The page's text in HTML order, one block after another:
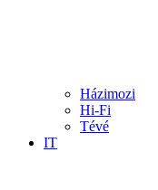
Házimozi
Hi-Fi
Tévé
IT